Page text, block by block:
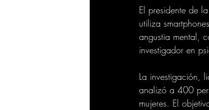
El presidente de
utiliza
angustia mental,
investigador en
La investigación,
analizó a 400
mujeres. El